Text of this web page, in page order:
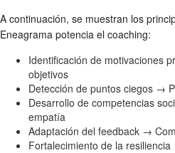
A continuación, se muestran los
Eneagrama potencia el coaching:
Identificación de motivaciones
objetivos
Detección de puntos ciegos →
Desarrollo de competencias
empatía
Adaptación del feedback →
Fortalecimiento de la